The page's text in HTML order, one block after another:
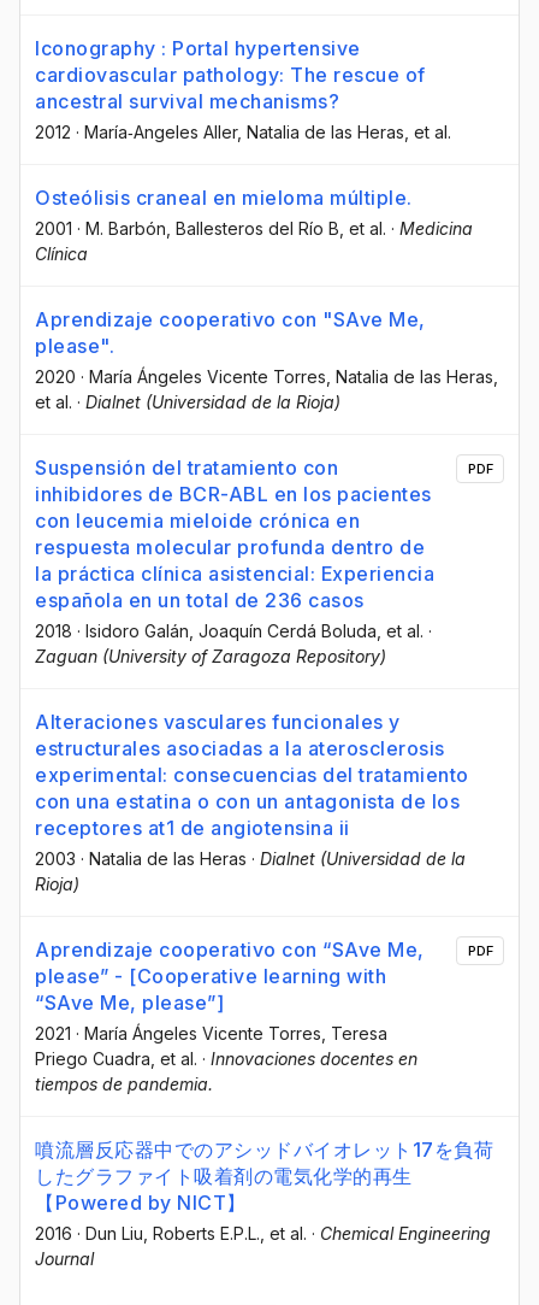
Iconography : Portal hypertensive
cardiovascular pathology: The rescue of
ancestral survival mechanisms?
2012 · María‐Angeles Aller, Natalia de las Heras , et al.
Osteólisis craneal en mieloma múltiple.
2001 · M. Barbón , Ballesteros del Río B , et al. · Medicina
Clínica
Aprendizaje cooperativo con "SAve Me,
please".
2020 · María Ángeles Vicente Torres , Natalia de las Heras
et al. · Dialnet (Universidad de la Rioja)
Suspensión del tratamiento con
inhibidores de BCR-ABL en los pacientes
con leucemia mieloide crónica en
respuesta molecular profunda dentro de
la práctica clínica asistencial: Experiencia
española en un total de 236 casos
2018 · Isidoro Galán , Joaquín Cerdá Boluda , et al. ·
Zaguan (University of Zaragoza Repository)
PDF
Alteraciones vasculares funcionales y
estructurales asociadas a la aterosclerosis
experimental: consecuencias del tratamiento
con una estatina o con un antagonista de los
receptores at1 de angiotensina ii
2003 · Natalia de las Heras · Dialnet (Universidad de la
Rioja)
Aprendizaje cooperativo con “SAve Me,
please” - [Cooperative learning with
“SAve Me, please”]
2021 · María Ángeles Vicente Torres , Teresa
Priego Cuadra , et al. · Innovaciones docentes en
tiempos de pandemia.
PDF
噴流層反応器中でのアシッドバイオレット17を負荷
したグラファイト吸着剤の電気化学的再生
【Powered by NICT】
2016 · Dun Liu , Roberts E.P.L. , et al. · Chemical Engineering
Journal